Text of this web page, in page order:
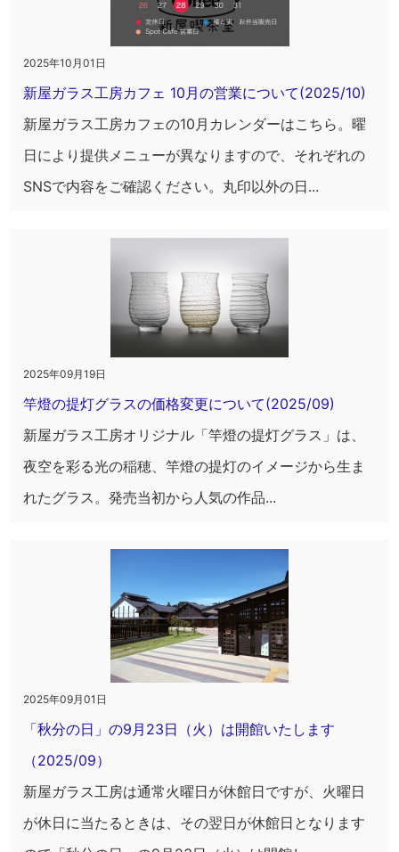
2025年10月01日
新屋ガラス工房カフェ 10月の営業について(2025/10)
新屋ガラス工房カフェの10月カレンダーはこちら。曜
日により提供メニューが異なりますので、それぞれの
SNSで内容をご確認ください。丸印以外の日...
2025年09月19日
竿燈の提灯グラスの価格変更について(2025/09)
新屋ガラス工房オリジナル「竿燈の提灯グラス」は、
夜空を彩る光の稲穂、竿燈の提灯のイメージから生ま
れたグラス。発売当初から人気の作品...
2025年09月01日
「秋分の日」の9月23日（火）は開館いたします
（2025/09）
新屋ガラス工房は通常火曜日が休館日ですが、火曜日
が休日に当たるときは、その翌日が休館日となります